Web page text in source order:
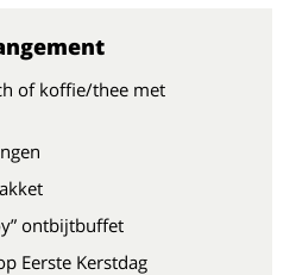
of koffie/thee met
ontbijtbuffet
Eerste Kerstdag